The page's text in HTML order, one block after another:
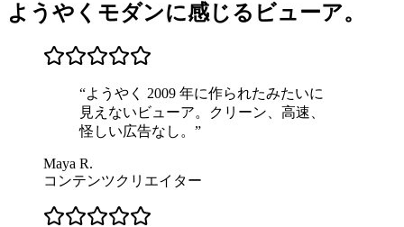
ようやくモダンに感じるビューア。
“ようやく 2009 年に作られたみたいに
見えないビューア。クリーン、高速、
怪しい広告なし。 ”
Maya R.
コンテンツクリエイター